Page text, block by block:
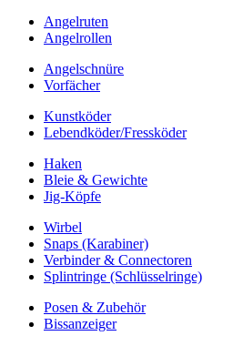
Angelruten
Angelrollen
Angelschnüre
Vorfächer
Kunstköder
Lebendköder/Fressköder
Haken
Bleie & Gewichte
Jig-Köpfe
Wirbel
Snaps (Karabiner)
Verbinder & Connectoren
Splintringe (Schlüsselringe)
Posen & Zubehör
Bissanzeiger